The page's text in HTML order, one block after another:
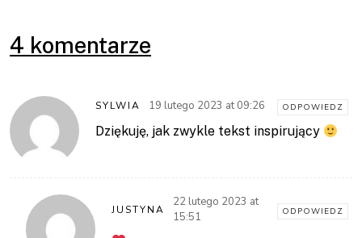
4 komentarze
SYLWIA 19 lutego 2023 at 09:26 ODPOWIEDZ
Dziękuję, jak zwykle tekst inspirujący
JUSTYNA
22 lutego 2023 at
15:51
ODPOWIEDZ